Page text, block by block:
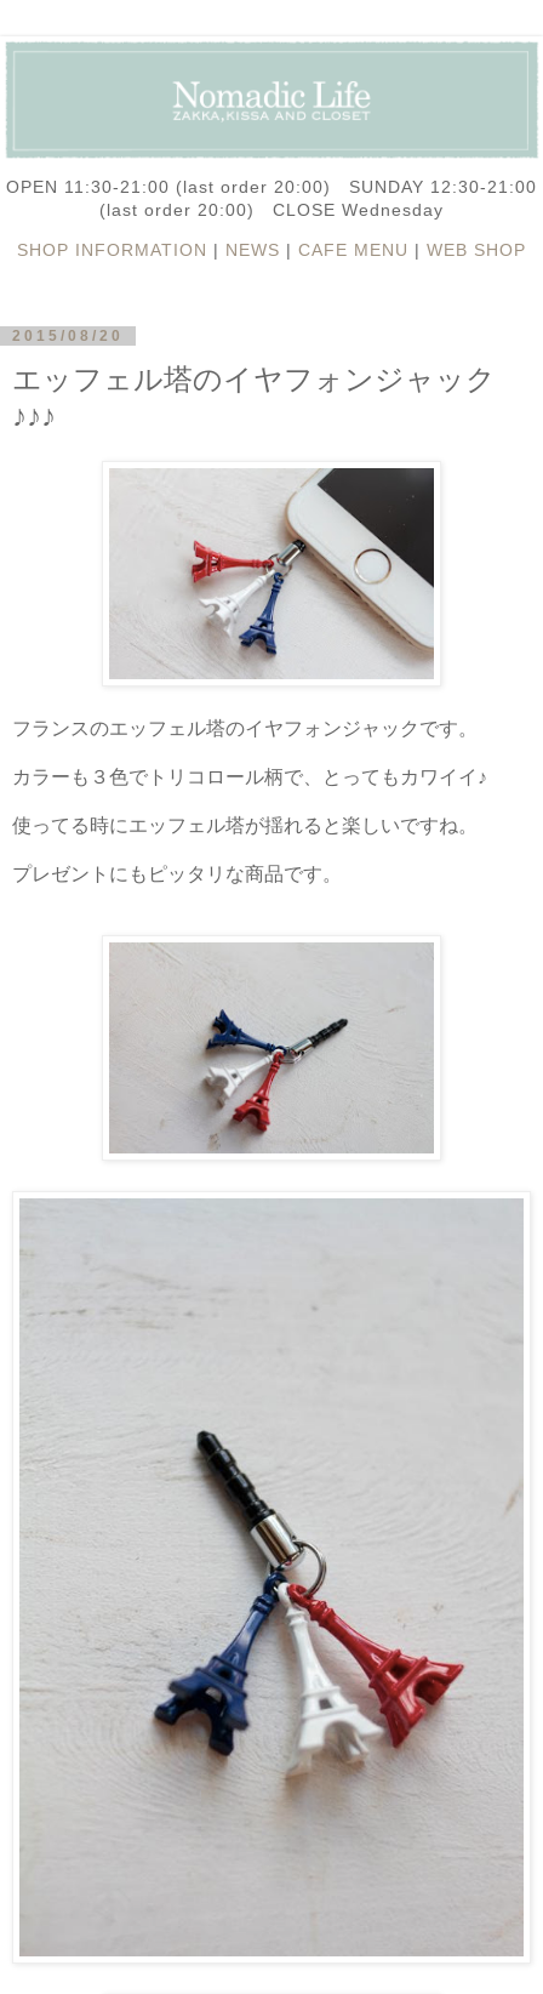
OPEN 11:30-21:00 (last order 20:00) SUNDAY 12:30-21:00
(last order 20:00) CLOSE Wednesday
SHOP INFORMATION | NEWS | CAFE MENU | WEB SHOP
2015/08/20
エッフェル塔のイヤフォンジャック
♪♪♪
フランスのエッフェル塔のイヤフォンジャックです。
カラーも３色でトリコロール柄で、とってもカワイイ♪
使ってる時にエッフェル塔が揺れると楽しいですね。
プレゼントにもピッタリな商品です。